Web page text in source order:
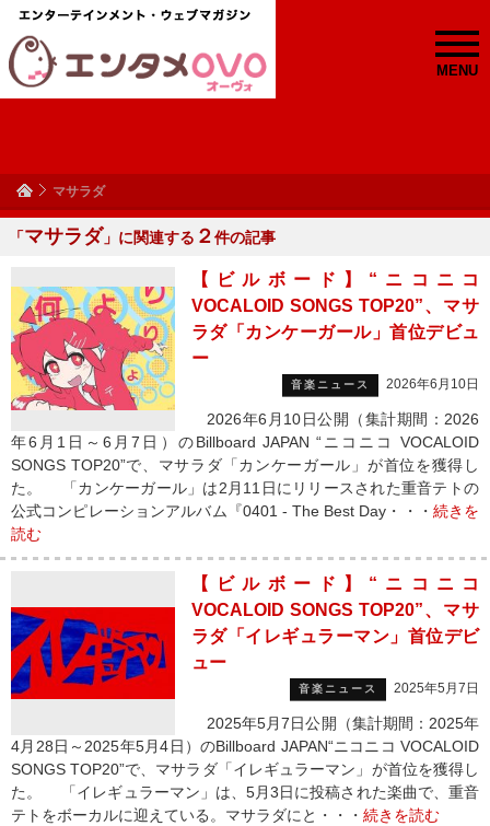
MENU
マサラダ
「マサラダ 」に関連する ２件の記事
【ビルボード】“ニコニコ
VOCALOID SONGS TOP20”、マサ
ラダ「カンケーガール」首位デビュ
ー
音楽ニュース 2026年6月10日
2026年6月10日公開（集計期間：2026
年6月1日～6月7日）のBillboard JAPAN “ニコニコ VOCALOID
SONGS TOP20”で、マサラダ「カンケーガール」が首位を獲得し
た。 「カンケーガール」は2月11日にリリースされた重音テトの
公式コンピレーションアルバム『0401 - The Best Day・・・ 続きを
読む
【ビルボード】“ニコニコ
VOCALOID SONGS TOP20”、マサ
ラダ「イレギュラーマン」首位デビ
ュー
音楽ニュース 2025年5月7日
2025年5月7日公開（集計期間：2025年
4月28日～2025年5月4日）のBillboard JAPAN“ニコニコ VOCALOID
SONGS TOP20”で、マサラダ「イレギュラーマン」が首位を獲得し
た。 「イレギュラーマン」は、5月3日に投稿された楽曲で、重音
テトをボーカルに迎えている。マサラダにと・・・ 続きを読む